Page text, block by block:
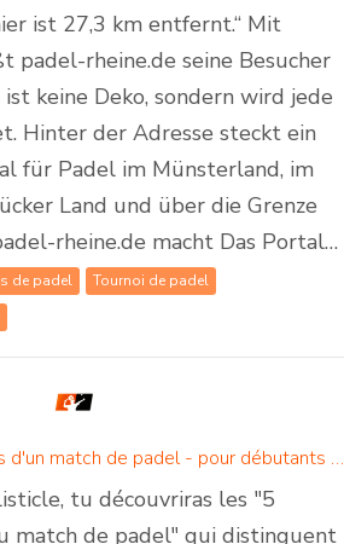
ist 27,3 km entfernt.“ Mit
padel-rheine.de seine Besucher
keine Deko, sondern wird jede
Hinter der Adresse steckt ein
für Padel im Münsterland, im
Land und über die Grenze
rheine.de macht Das Portal…
de padel
Tournoi de padel
5 astuces mentales lors d'un match de padel - pour débutants et joueurs de padel confirmés
tu découvriras les "5
match de padel" qui distinguent